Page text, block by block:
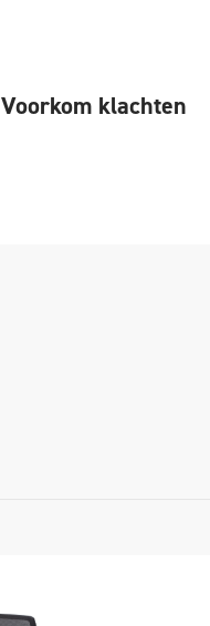
Voorkom klachten